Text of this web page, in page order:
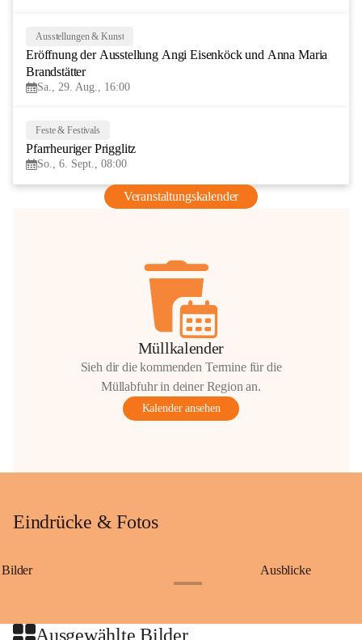
AUG
Ausstellungen & Kunst
Eröffnung der Ausstellung Angi Eisenköck und Anna Maria
Brandstätter
Sa., 29. Aug., 16:00
Feste & Festivals
Pfarrheuriger Prigglitz
So., 6. Sept., 08:00
Veranstaltungskalender
Müllkalender
Sieh dir die kommenden Termine für die
Müllabfuhr in deiner Region an.
Kalender ansehen
Eindrücke & Fotos
Bilder Ausblicke
Ausgewählte Bilder